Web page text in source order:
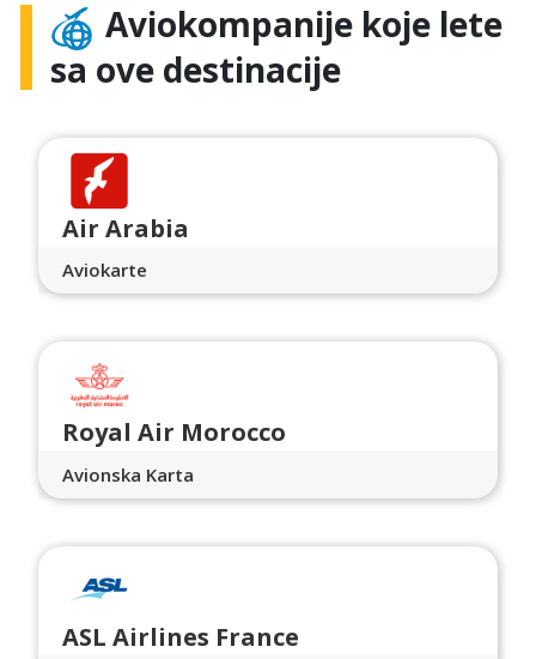
Aviokompanije koje lete
sa ove destinacije
Air Arabia
Aviokarte
Royal Air Morocco
Avionska Karta
ASL Airlines France